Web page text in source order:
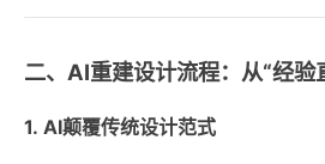
二、AI重建设计流程：从“经验
1. AI颠覆传统设计范式